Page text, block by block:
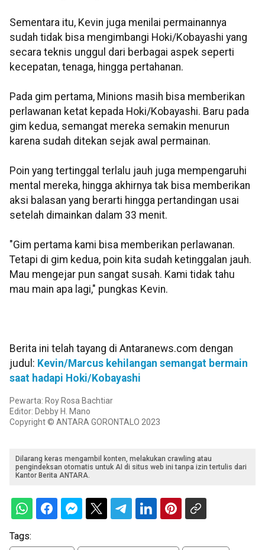
Sementara itu, Kevin juga menilai permainannya
sudah tidak bisa mengimbangi Hoki/Kobayashi yang
secara teknis unggul dari berbagai aspek seperti
kecepatan, tenaga, hingga pertahanan.
Pada gim pertama, Minions masih bisa memberikan
perlawanan ketat kepada Hoki/Kobayashi. Baru pada
gim kedua, semangat mereka semakin menurun
karena sudah ditekan sejak awal permainan.
Poin yang tertinggal terlalu jauh juga mempengaruhi
mental mereka, hingga akhirnya tak bisa memberikan
aksi balasan yang berarti hingga pertandingan usai
setelah dimainkan dalam 33 menit.
"Gim pertama kami bisa memberikan perlawanan.
Tetapi di gim kedua, poin kita sudah ketinggalan jauh.
Mau mengejar pun sangat susah. Kami tidak tahu
mau main apa lagi," pungkas Kevin.
Berita ini telah tayang di Antaranews.com dengan
judul: Kevin/Marcus kehilangan semangat bermain
saat hadapi Hoki/Kobayashi
Pewarta: Roy Rosa Bachtiar
Editor: Debby H. Mano
Copyright © ANTARA GORONTALO 2023
Dilarang keras mengambil konten, melakukan crawling atau
pengindeksan otomatis untuk AI di situs web ini tanpa izin tertulis dari
Kantor Berita ANTARA.
Tags: